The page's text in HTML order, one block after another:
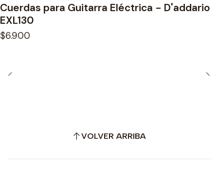
Cuerdas para Guitarra Eléctrica - D'addario
EXL130
$6.900
VOLVER ARRIBA